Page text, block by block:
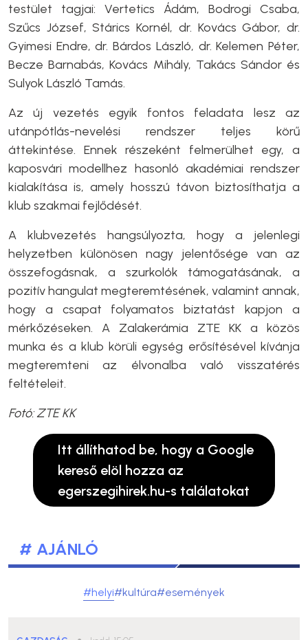
testület tagjai: Vertetics Ádám, Bodrogi Csaba,
Szűcs József, Stárics Kornél, dr. Kovács Gábor, dr.
Gyimesi Endre, dr. Bárdos László, dr. Kelemen Péter,
Becze Barnabás, Kovács Mihály, Takács Sándor és
Sulyok László Tamás.
Az új vezetés egyik fontos feladata lesz az
utánpótlás-nevelési rendszer teljes körű
áttekintése. Ennek részeként felmerülhet egy, a
kaposvári modellhez hasonló akadémiai rendszer
kialakítása is, amely hosszú távon biztosíthatja a
klub szakmai fejlődését.
A klubvezetés hangsúlyozta, hogy a jelenlegi
helyzetben különösen nagy jelentősége van az
összefogásnak, a szurkolók támogatásának, a
pozitív hangulat megteremtésének, valamint annak,
hogy a csapat folyamatos biztatást kapjon a
mérkőzéseken. A Zalakerámia ZTE KK a közös
munka és a klub körüli egység erősítésével kívánja
megteremteni az élvonalba való visszatérés
feltételeit.
Fotó: ZTE KK
Itt állíthatod be, hogy a Google
kereső elöl hozza az
egerszegihirek.hu-s találatokat
# AJÁNLÓ
#helyi#kultúra#események